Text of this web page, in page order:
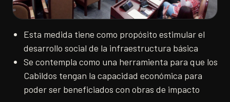
Esta medida tiene como propósito estimular el
desarrollo social de la infraestructura básica
Se contempla como una herramienta para que los
Cabildos tengan la capacidad económica para
poder ser beneficiados con obras de impacto